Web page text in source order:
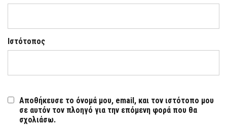
Ιστότοπος
Αποθήκευσε το όνομά μου, email, και τον ιστότοπο μου
σε αυτόν τον πλοηγό για την επόμενη φορά που θα
σχολιάσω.